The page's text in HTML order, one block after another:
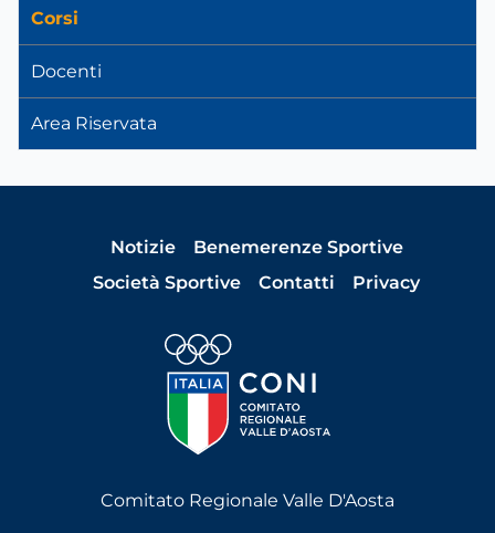
Corsi
Docenti
Area Riservata
Notizie
Benemerenze Sportive
Società Sportive
Contatti Privacy
Comitato Regionale Valle D'Aosta